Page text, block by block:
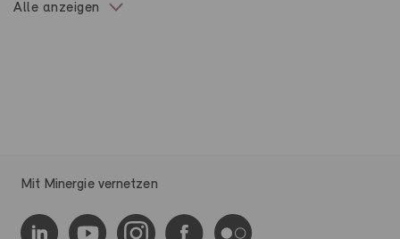
Alle anzeigen
Mit Minergie vernetzen